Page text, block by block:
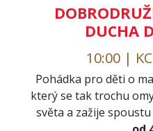
DUCHA
10:00 |
Pohádka pro děti o
který se tak trochu
světa a zažije